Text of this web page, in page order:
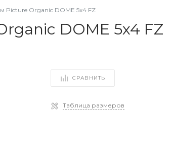
Picture Organic DOME 5x4 FZ
DOME 5x4 FZ
СРАВНИТЬ
Таблица размеров